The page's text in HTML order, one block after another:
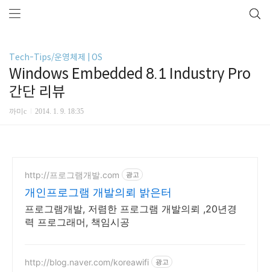
Tech-Tips/운영체제 | OS
Windows Embedded 8.1 Industry Pro
간단 리뷰
까미c 2014. 1. 9. 18:35
http://프로그램개발.com 광고
개인프로그램 개발의뢰 밝은터
프로그램개발, 저렴한 프로그램 개발의뢰 ,20년경
력 프로그래머, 책임시공
http://blog.naver.com/koreawifi 광고